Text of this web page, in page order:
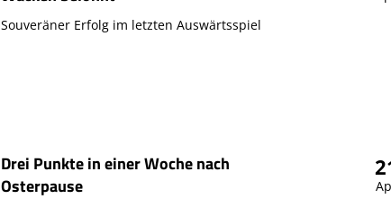
Souveräner Erfolg im letzten Auswärtsspiel
Drei Punkte in einer Woche nach
Osterpause